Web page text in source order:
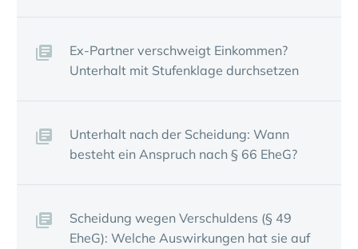
Ex-Partner verschweigt Einkommen?
Unter­halt mit Stufen­klage durch­setzen
Unter­halt nach der Schei­dung: Wann
besteht ein Anspruch nach § 66 EheG?
Schei­dung wegen Verschul­dens (§ 49
EheG): Welche Auswir­kungen hat sie auf